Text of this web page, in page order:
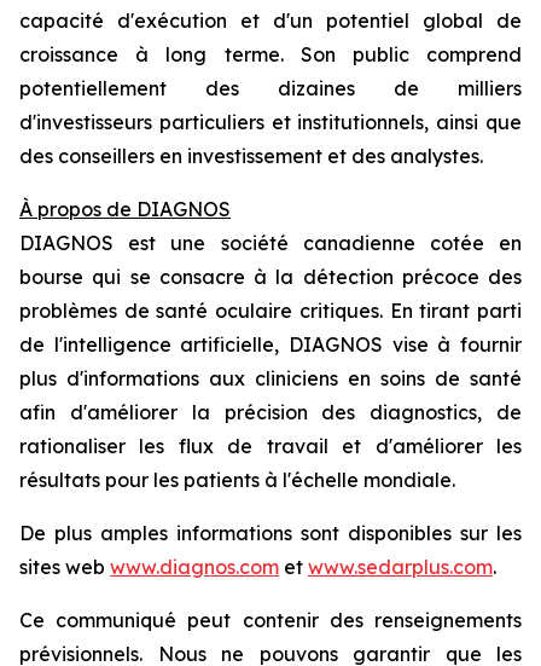
capacité d'exécution et d'un potentiel global de
croissance à long terme. Son public comprend
potentiellement des dizaines de milliers
d'investisseurs particuliers et institutionnels, ainsi que
des conseillers en investissement et des analystes.
À propos de DIAGNOS
DIAGNOS est une société canadienne cotée en
bourse qui se consacre à la détection précoce des
problèmes de santé oculaire critiques. En tirant parti
de l'intelligence artificielle, DIAGNOS vise à fournir
plus d'informations aux cliniciens en soins de santé
afin d'améliorer la précision des diagnostics, de
rationaliser les flux de travail et d'améliorer les
résultats pour les patients à l'échelle mondiale.
De plus amples informations sont disponibles sur les
sites web www.diagnos.com et www.sedarplus.com.
Ce communiqué peut contenir des renseignements
prévisionnels. Nous ne pouvons garantir que les